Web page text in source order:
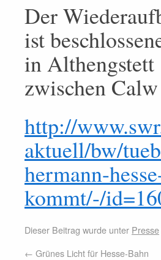
Der
ist
in Althengstett
zwischen
http://
aktuell/bw/
hermann-
kommt/-/
Dieser Beitrag wurde unter Presse
← Grünes Licht für Hesse-Bahn